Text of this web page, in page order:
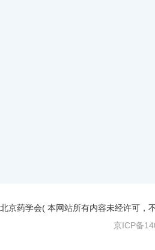
京药学会( 本网站所有内容未经许可，
京ICP备